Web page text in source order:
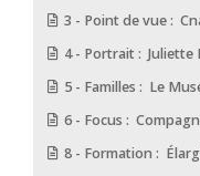
3 - Point de vue :
4 - Portrait : Juliette
5 - Familles : Le
6 - Focus :
8 - Formation :